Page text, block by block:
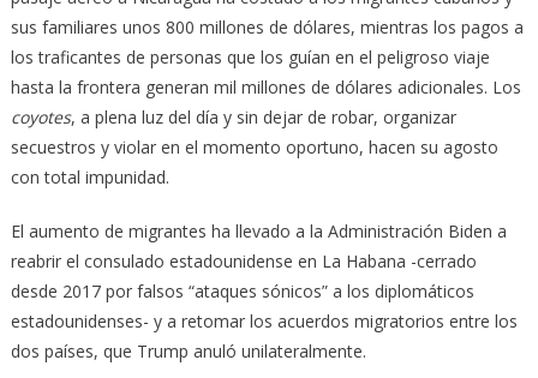
sus familiares unos 800 millones de dólares, mientras los pagos a
los traficantes de personas que los guían en el peligroso viaje
hasta la frontera generan mil millones de dólares adicionales. Los
coyotes, a plena luz del día y sin dejar de robar, organizar
secuestros y violar en el momento oportuno, hacen su agosto
con total impunidad.
El aumento de migrantes ha llevado a la Administración Biden a
reabrir el consulado estadounidense en La Habana -cerrado
desde 2017 por falsos “ataques sónicos” a los diplomáticos
estadounidenses- y a retomar los acuerdos migratorios entre los
dos países, que Trump anuló unilateralmente.